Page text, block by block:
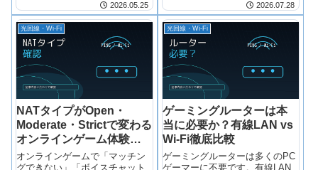
2026.05.25
は、Ping（応答速度）だけで判
断できません。ジッター（応答
速度の変動）やパケットロス
（データ損失率）も重要な指標
です。こ
2026.07.28
光回線・Wi-Fi
NATタイプがOpen・
Moderate・Strictで変わる
オンラインゲーム体験と
ルーター設定での改善方
法
オンラインゲームで「マッチン
グできない」「ボイスチャット
光回線・Wi-Fi
ゲーミングルーターは本
当に必要か？有線LAN vs
Wi-Fi徹底比較
ゲーミングルーターは多くのPC
ゲーマーに不要です。有線LAN